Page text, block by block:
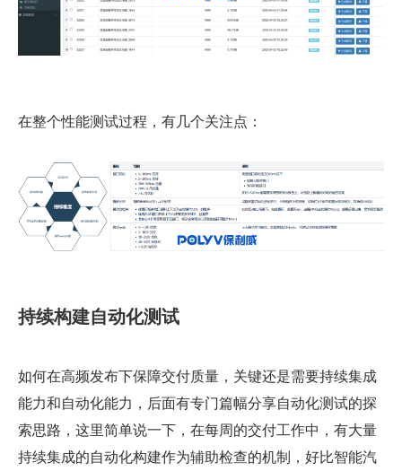
在整个性能测试过程，有几个关注点：
持续构建自动化测试
如何在高频发布下保障交付质量，关键还是需要持续集成
能力和自动化能力，后面有专门篇幅分享自动化测试的探
索思路，这里简单说一下，在每周的交付工作中，有大量
持续集成的自动化构建作为辅助检查的机制，好比智能汽